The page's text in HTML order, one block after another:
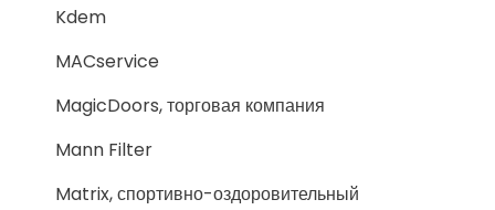
Kdem
MACservice
MagicDoors, торговая компания
Mann Filter
Matrix, спортивно-оздоровительный